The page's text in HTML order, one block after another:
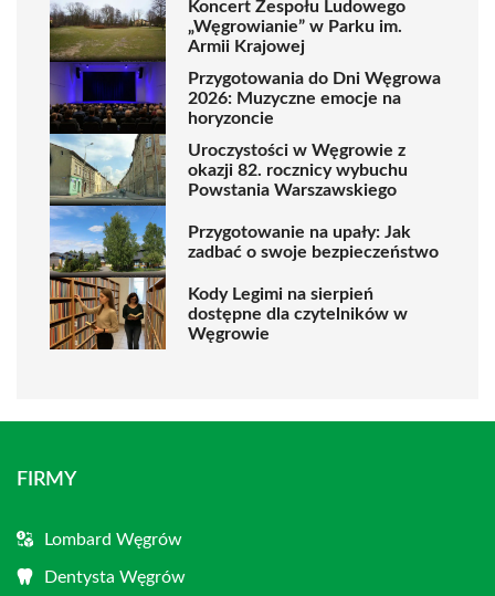
Koncert Zespołu Ludowego
„Węgrowianie” w Parku im.
Armii Krajowej
Przygotowania do Dni Węgrowa
2026: Muzyczne emocje na
horyzoncie
Uroczystości w Węgrowie z
okazji 82. rocznicy wybuchu
Powstania Warszawskiego
Przygotowanie na upały: Jak
zadbać o swoje bezpieczeństwo
Kody Legimi na sierpień
dostępne dla czytelników w
Węgrowie
FIRMY
Lombard Węgrów
Dentysta Węgrów